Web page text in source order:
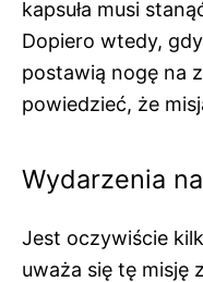
kapsuła musi
Dopiero wtedy,
postawią nogę na
powiedzieć, że
Wydarzenia
Jest oczywiście
uważa się tę misję